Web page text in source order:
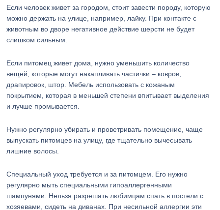
Если человек живет за городом, стоит завести породу, которую
можно держать на улице, например, лайку. При контакте с
животным во дворе негативное действие шерсти не будет
слишком сильным.
Если питомец живет дома, нужно уменьшить количество
вещей, которые могут накапливать частички – ковров,
драпировок, штор. Мебель использовать с кожаным
покрытием, которая в меньшей степени впитывает выделения
и лучше промывается.
Нужно регулярно убирать и проветривать помещение, чаще
выпускать питомцев на улицу, где тщательно вычесывать
лишние волосы.
Специальный уход требуется и за питомцем. Его нужно
регулярно мыть специальными гипоаллергенными
шампунями. Нельзя разрешать любимцам спать в постели с
хозяевами, сидеть на диванах. При несильной аллергии эти